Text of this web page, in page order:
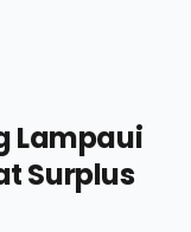
Lampaui
Surplus